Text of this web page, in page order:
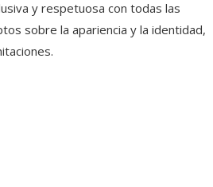
y respetuosa con todas las
sobre la apariencia y la identidad,